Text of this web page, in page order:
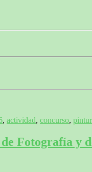
, actividad, concurso,
Fotografía y